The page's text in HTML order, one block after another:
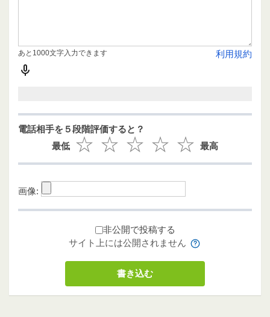
利用規約
あと1000文字入力できます
電話相手を５段階評価すると？
最低
最高
画像:
非公開で投稿する
サイト上には公開されません